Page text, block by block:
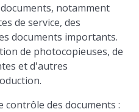
notamment
de service, des
documents importants.
de photocopieuses, de
et d'autres
contrôle des documents :